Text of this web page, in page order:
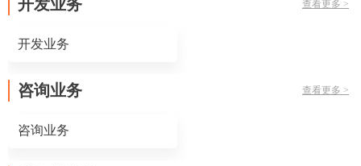
开发业务 查看更多 >
开发业务
咨询业务 查看更多 >
咨询业务